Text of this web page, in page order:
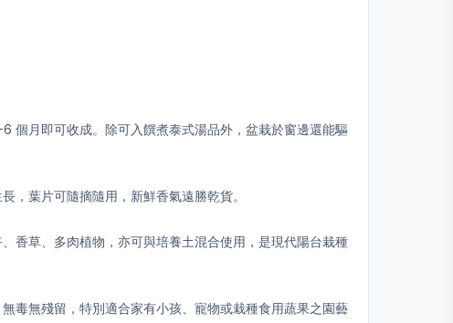
個月即可收成。除可入饌煮泰式湯品外，盆栽於窗邊還能驅
，葉片可隨摘隨用，新鮮香氣遠勝乾貨。
香草、多肉植物，亦可與培養土混合使用，是現代陽台栽種
毒無殘留，特別適合家有小孩、寵物或栽種食用蔬果之園藝